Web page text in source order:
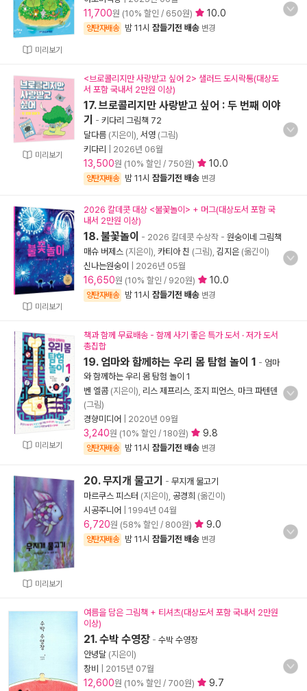
미리보기
11,700원 (10% 할인 / 650원) 10.0
양탄자배송 밤 11시 잠들기전 배송 변경
미리보기
<브로콜리지만 사랑받고 싶어 2> 샐러드 도시락통(대상도
서 포함 국내서 2만원 이상)
17. 브로콜리지만 사랑받고 싶어 : 두 번째 이야
기
- 키다리 그림책 72
달다름 (지은이), 서영 (그림)
키다리
2026년 06월
13,500원 (10% 할인 / 750원) 10.0
양탄자배송 밤 11시 잠들기전 배송 변경
미리보기
2026 칼데콧 대상 <불꽃놀이> + 머그(대상도서 포함 국
내서 2만원 이상)
18. 불꽃놀이 - 2026 칼데콧 수상작 - 원숭이네 그림책
매슈 버제스 (지은이), 카티아 친 (그림), 김지은 (옮긴이)
신나는원숭이
2026년 05월
16,650원 (10% 할인 / 920원) 10.0
양탄자배송 밤 11시 잠들기전 배송 변경
미리보기
책과 함께 무료배송 - 함께 사기 좋은 특가 도서 · 저가 도서
총집합
19. 엄마와 함께하는 우리 몸 탐험 놀이 1 - 엄마
와 함께하는 우리 몸 탐험 놀이 1
벤 엘콤 (지은이), 리스 제프리스 조지 피언스 마크 파텐덴
(그림)
경향미디어
2020년 09월
3,240원 (10% 할인 / 180원) 9.8
양탄자배송 밤 11시 잠들기전 배송 변경
미리보기
20. 무지개 물고기 - 무지개 물고기
마르쿠스 피스터 (지은이), 공경희 (옮긴이)
시공주니어
1994년 04월
6,720원 (58% 할인 / 800원) 9.0
양탄자배송 밤 11시 잠들기전 배송 변경
여름을 담은 그림책 + 티셔츠(대상도서 포함 국내서 2만원
이상)
21. 수박 수영장 - 수박 수영장
안녕달 (지은이)
창비
2015년 07월
12,600원 (10% 할인 / 700원) 9.7